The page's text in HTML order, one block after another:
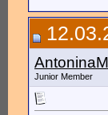
Junior Member